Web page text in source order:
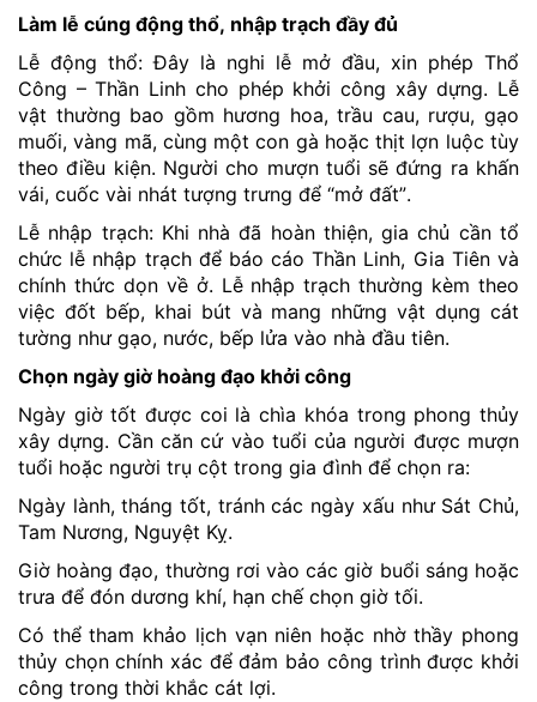
Làm lễ cúng động thổ, nhập trạch đầy đủ
Lễ động thổ: Đây là nghi lễ mở đầu, xin phép Thổ
Công – Thần Linh cho phép khởi công xây dựng. Lễ
vật thường bao gồm hương hoa, trầu cau, rượu, gạo
muối, vàng mã, cùng một con gà hoặc thịt lợn luộc tùy
theo điều kiện. Người cho mượn tuổi sẽ đứng ra khấn
vái, cuốc vài nhát tượng trưng để “mở đất”.
Lễ nhập trạch: Khi nhà đã hoàn thiện, gia chủ cần tổ
chức lễ nhập trạch để báo cáo Thần Linh, Gia Tiên và
chính thức dọn về ở. Lễ nhập trạch thường kèm theo
việc đốt bếp, khai bút và mang những vật dụng cát
tường như gạo, nước, bếp lửa vào nhà đầu tiên.
Chọn ngày giờ hoàng đạo khởi công
Ngày giờ tốt được coi là chìa khóa trong phong thủy
xây dựng. Cần căn cứ vào tuổi của người được mượn
tuổi hoặc người trụ cột trong gia đình để chọn ra:
Ngày lành, tháng tốt, tránh các ngày xấu như Sát Chủ,
Tam Nương, Nguyệt Kỵ.
Giờ hoàng đạo, thường rơi vào các giờ buổi sáng hoặc
trưa để đón dương khí, hạn chế chọn giờ tối.
Có thể tham khảo lịch vạn niên hoặc nhờ thầy phong
thủy chọn chính xác để đảm bảo công trình được khởi
công trong thời khắc cát lợi.